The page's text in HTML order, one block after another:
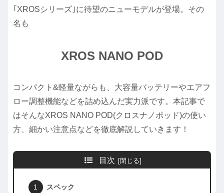
｢XROSシリーズ｣に待望のニューモデルが登場。その
名も
XROS NANO POD
コンパクト&軽量ながらも、大容量バッテリーやエアフ
ロー調整機能などを詰め込んだ実力派です。本記事で
はそんなXROS NANO POD(クロスナノポッド)の使い
方、細かい注意点などを徹底解説していきます！
目次
スペック